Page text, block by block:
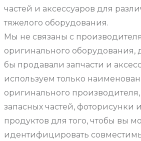
частей и аксессуаров для
тяжелого оборудования.
Мы не связаны с
оригинального оборудования,
бы продавали запчасти и
используем только
оригинального
запасных частей, фоторисунки
продуктов для того, чтобы вы
идентифицировать